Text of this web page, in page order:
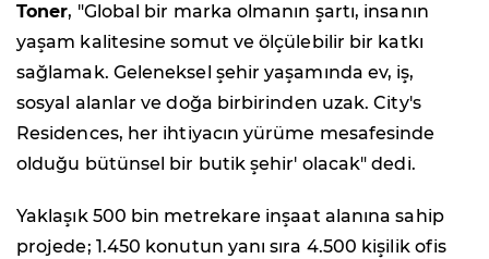
Toner, "Global bir marka olmanın şartı, insanın
yaşam kalitesine somut ve ölçülebilir bir katkı
sağlamak. Geleneksel şehir yaşamında ev, iş,
sosyal alanlar ve doğa birbirinden uzak. City's
Residences, her ihtiyacın yürüme mesafesinde
olduğu bütünsel bir butik şehir' olacak" dedi.
Yaklaşık 500 bin metrekare inşaat alanına sahip
projede; 1.450 konutun yanı sıra 4.500 kişilik ofis